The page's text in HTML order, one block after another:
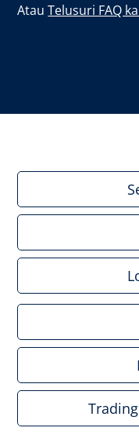
AtauTelusuri FAQ